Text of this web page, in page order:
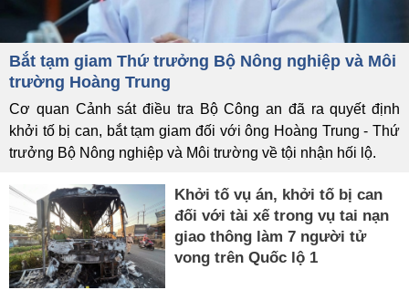
Bắt tạm giam Thứ trưởng Bộ Nông nghiệp và Môi
trường Hoàng Trung
Cơ quan Cảnh sát điều tra Bộ Công an đã ra quyết định
khởi tố bị can, bắt tạm giam đối với ông Hoàng Trung - Thứ
trưởng Bộ Nông nghiệp và Môi trường về tội nhận hối lộ.
Khởi tố vụ án, khởi tố bị can
đối với tài xế trong vụ tai nạn
giao thông làm 7 người tử
vong trên Quốc lộ 1